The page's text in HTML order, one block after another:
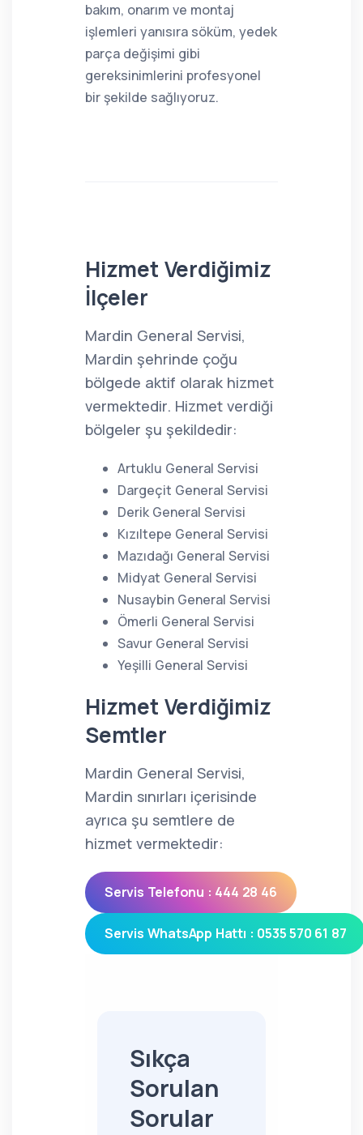
bakım, onarım ve montaj
işlemleri yanısıra söküm, yedek
parça değişimi gibi
gereksinimlerini profesyonel
bir şekilde sağlıyoruz.
Hizmet Verdiğimiz
İlçeler
Mardin General Servisi,
Mardin şehrinde çoğu
bölgede aktif olarak hizmet
vermektedir. Hizmet verdiği
bölgeler şu şekildedir:
Artuklu General Servisi
Dargeçit General Servisi
Derik General Servisi
Kızıltepe General Servisi
Mazıdağı General Servisi
Midyat General Servisi
Nusaybin General Servisi
Ömerli General Servisi
Savur General Servisi
Yeşilli General Servisi
Hizmet Verdiğimiz
Semtler
Mardin General Servisi,
Mardin sınırları içerisinde
ayrıca şu semtlere de
hizmet vermektedir:
Servis Telefonu : 444 28 46
Servis WhatsApp Hattı : 0535 570 61 87
Sıkça
Sorulan
Sorular